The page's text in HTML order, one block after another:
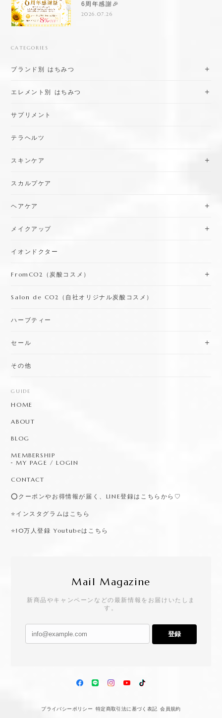
6周年感謝🎉
2026.07.26
CATEGORIES
ブランド別 はちみつ
エレメント別 はちみつ
サプリメント
テラヘルツ
スキンケア
スカルプケア
ヘアケア
メイクアップ
イオンドクター
FromCO2（炭酸コスメ）
Salon de CO2（自社オリジナル炭酸コスメ）
ハーブティー
セール
その他
GUIDE
HOME
ABOUT
BLOG
MEMBERSHIP
MY PAGE / LOGIN
CONTACT
⭕️クーポンやお得情報が届く、LINE登録はこちらから♡
⭐️インスタグラムはこちら
⭐️10万人登録 Youtubeはこちら
Mail Magazine
新商品やキャンペーンなどの最新情報をお届けいたしま
す。
登録
プライバシーポリシー 特定商取引法に基づく表記 会員規約